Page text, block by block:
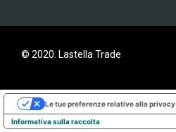
© 2020. Lastella Trade
Informativa sulla raccolta
Le tue preferenze relative alla privacy